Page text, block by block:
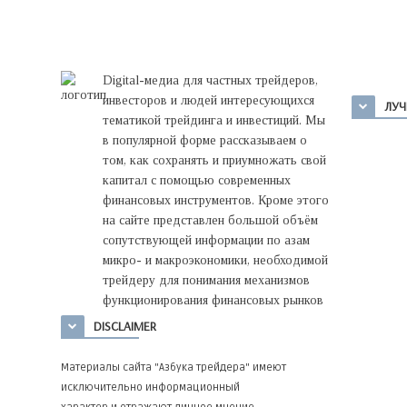
Digital-медиа для частных трейдеров,
инвесторов и людей интересующихся
тематикой трейдинга и инвестиций. Мы
в популярной форме рассказываем о
том, как сохранять и приумножать свой
капитал с помощью современных
финансовых инструментов. Кроме этого
на сайте представлен большой объём
сопутствующей информации по азам
микро- и макроэкономики, необходимой
трейдеру для понимания механизмов
функционирования финансовых рынков
DISCLAIMER
Материалы сайта "Азбука трейдера" имеют
исключительно информационный